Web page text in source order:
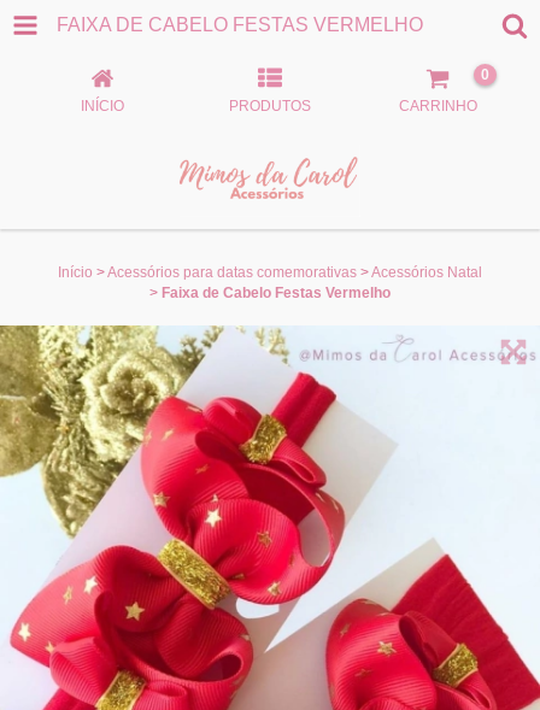
FAIXA DE CABELO FESTAS VERMELHO
INÍCIO PRODUTOS CARRINHO
0
Início >Acessórios para datas comemorativas >Acessórios Natal
> Faixa de Cabelo Festas Vermelho